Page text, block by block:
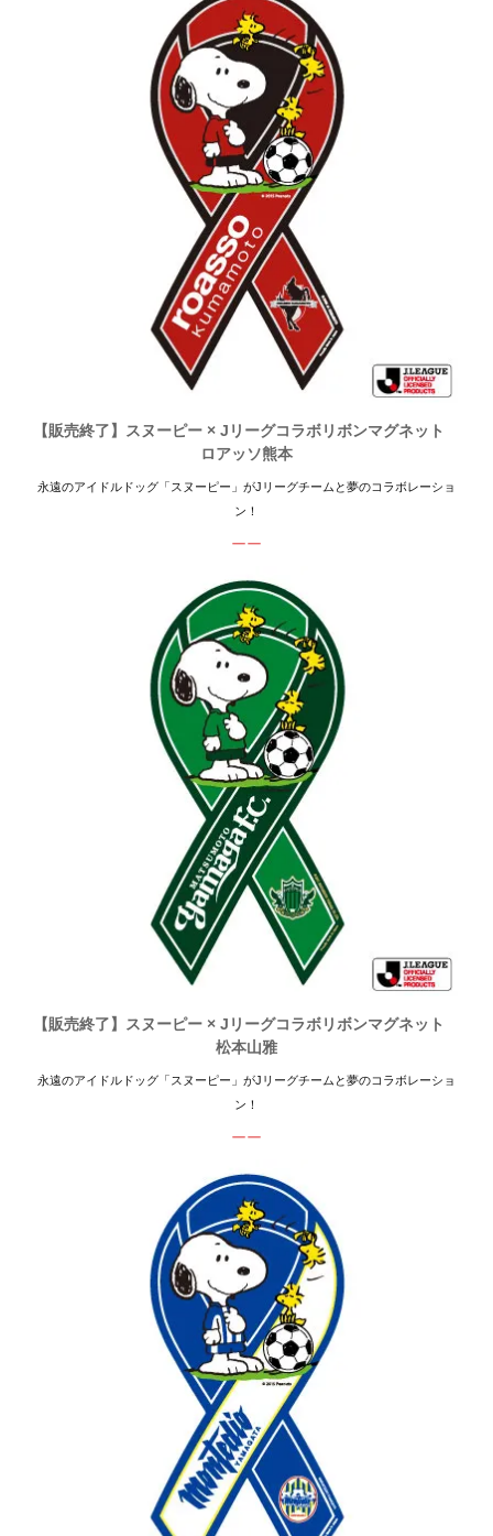
【販売終了】スヌーピー × Jリーグコラボリボンマグネット
ロアッソ熊本
永遠のアイドルドッグ「スヌーピー」がJリーグチームと夢のコラボレーショ
ン！
ーー
【販売終了】スヌーピー × Jリーグコラボリボンマグネット
松本山雅
永遠のアイドルドッグ「スヌーピー」がJリーグチームと夢のコラボレーショ
ン！
ーー